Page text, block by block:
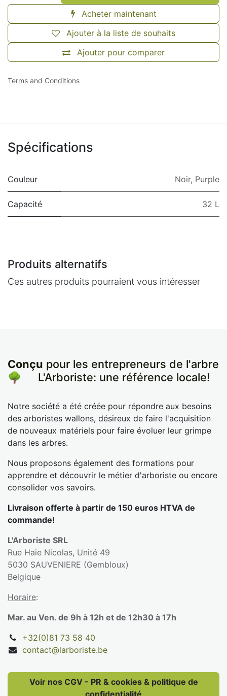
Acheter maintenant
Ajouter pour comparer
Ajouter à la liste de souhaits
Terms and Conditions
Spécifications
Couleur Noir, Purple
Capacité 32 L
Produits alternatifs
Ces autres produits pourraient vous intéresser
Conçu pour les entrepreneurs de l'arbre
🌳
​L'Arboriste: une référence locale!
Notre société a été créée pour répondre aux besoins
des arboristes wallons, désireux de faire l'acquisition
de nouveaux matériels pour faire évoluer leur grimpe
dans les arbres.
Nous proposons également des formations pour
apprendre et découvrir le métier d'arboriste ou encore
consolider vos savoirs.
Livraison offerte à partir de 150 euros HTVA de
commande!
L'Arboriste SRL
Rue Haie Nicolas, Unité 49
5030 SAUVENIERE (Gembloux)
Belgique
Horaire:
Mar. au Ven. de 9h à 12h et de 12h30 à 17h
+32(0)81 73 58 40
contact@larboriste.be
Voir nos CGV - PR & cookies & politique de
confidentialité